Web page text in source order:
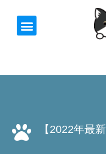
【2022年最